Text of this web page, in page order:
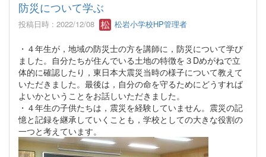
防災について学ぶ
投稿日時 : 2022/12/08 松岩小学校HP管理者
・４年生が，地域の防災士の方を講師に，防災について学び
ました。自分たちが住んでいる土地の特徴を３Dめがねで立
体的に確認したり，東日本大震災当時の様子について教えて
いただきました。最後は，自分の命を守るためにどうすれば
よいかということをお話しいただきました。
・４年生の子供たちは，震災を経験していません。震災の記
憶と記録を継承していくことも，学校としての大きな役割の
一つと考えています。